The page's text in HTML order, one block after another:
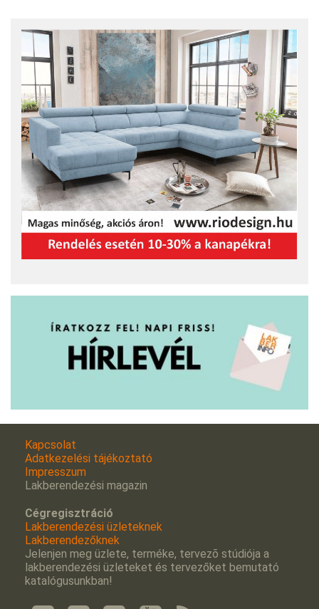
Kapcsolat
Adatkezelési tájékoztató
Impresszum
Lakberendezési magazin
Cégregisztráció
Lakberendezési üzleteknek
Lakberendezőknek
Jelenjen meg üzlete, terméke, tervezõ stúdiója a
lakberendezési üzleteket és tervezőket bemutató
katalógusunkban!